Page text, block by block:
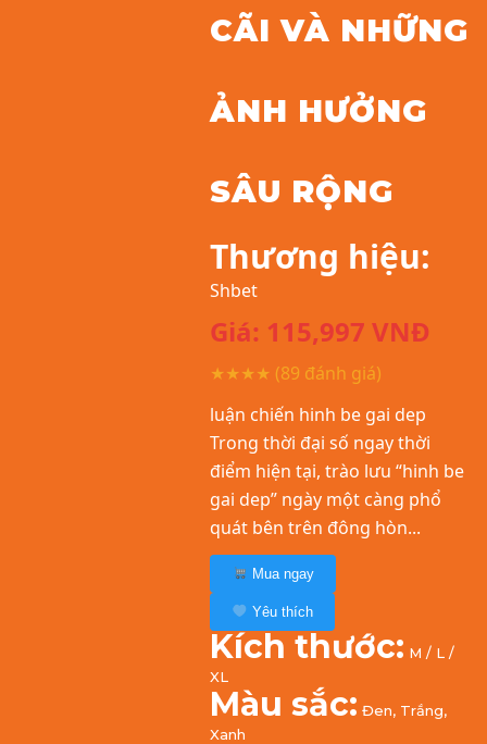
CÃI VÀ NHỮNG
ẢNH HƯỞNG
SÂU RỘNG
Thương hiệu:
Shbet
Giá: 115,997 VNĐ
★★★★ (89 đánh giá)
luận chiến hinh be gai dep
Trong thời đại số ngay thời
điểm hiện tại, trào lưu “hinh be
gai dep” ngày một càng phổ
quát bên trên đông hòn...
Mua ngay
Yêu thích
Kích thước: M / L /
XL
Màu sắc: Đen, Trắng,
Xanh